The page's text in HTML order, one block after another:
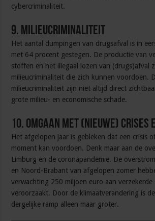
cybercriminaliteit.
9. Milieucriminaliteit
Het aantal dumpingen van drugsafval is in
met 64 procent gestegen. De productie van
stoffen en het illegaal lozen van (drugs)afval
milieucriminaliteit die zich kunnen voordoen.
milieucriminaliteit zijn niet altijd direct
grote milieu- en economische schade.
10. Omgaan met (nieuwe) crises
Het afgelopen jaar is gebleken dat een crisis
moment kan voordoen. Denk maar aan de
Limburg en de coronapandemie. De
en Noord-Brabant van afgelopen zomer
verwachting 250 miljoen euro aan verzekerde
veroorzaakt. Door de klimaatverandering is
dergelijke ramp alleen maar groter.